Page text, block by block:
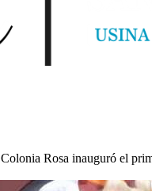
Colonia Rosa inauguró el